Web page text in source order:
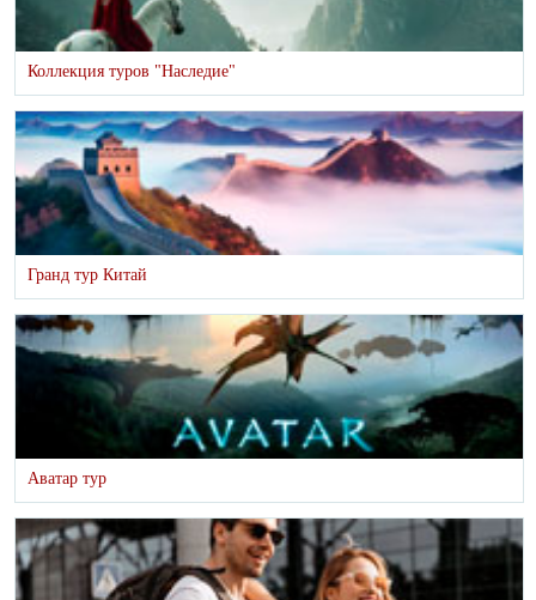
Коллекция туров "Наследие"
Гранд тур Китай
Аватар тур